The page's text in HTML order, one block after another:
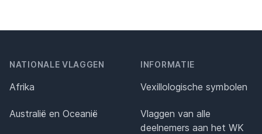
NATIONALE VLAGGEN
Afrika
Australië en Oceanië
INFORMATIE
Vexillologische symbolen
Vlaggen van alle
deelnemers aan het WK